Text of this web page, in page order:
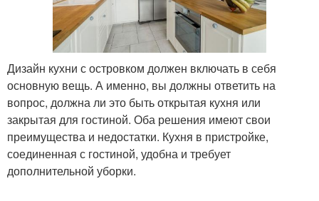
Дизайн кухни с островком должен включать в себя
основную вещь. А именно, вы должны ответить на
вопрос, должна ли это быть открытая кухня или
закрытая для гостиной. Оба решения имеют свои
преимущества и недостатки. Кухня в пристройке,
соединенная с гостиной, удобна и требует
дополнительной уборки.